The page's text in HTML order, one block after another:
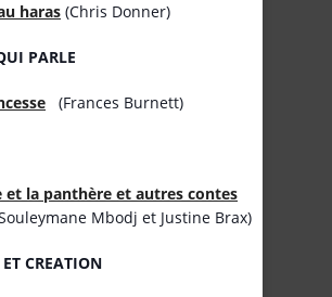
haras (Chris Donner)
PARLE
(Frances Burnett)
et la panthère et autres contes
Mbodj et Justine Brax)
CREATION